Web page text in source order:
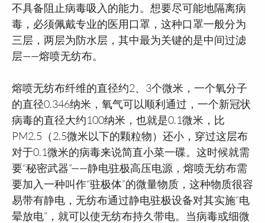
不具备阻止病毒吸入的能力。想要尽可能地隔离病
毒，必须佩戴专业的医用口罩，这种口罩一般分为
三层，两层为防水层，其中最为关键的是中间过滤
层——熔喷无纺布。
熔喷无纺布纤维的直径约2、3个微米，一个氧分子
的直径0.346纳米，氧气可以顺利通过，一个新冠状
病毒的直径大约100纳米，也就是0.1微米，比
PM2.5（2.5微米以下的颗粒物）还小，穿过这层布
对于0.1微米的病毒来说简直小菜一碟。这时候就需
要“秘密武器”——静电驻极高压电源，熔喷无纺布需
要加入一种叫作“驻极体”的微量物质，这种物质很容
易带有静电，无纺布通过静电驻极设备对其实施“电
晕放电”，就可以使无纺布持久带电。当病毒或细微